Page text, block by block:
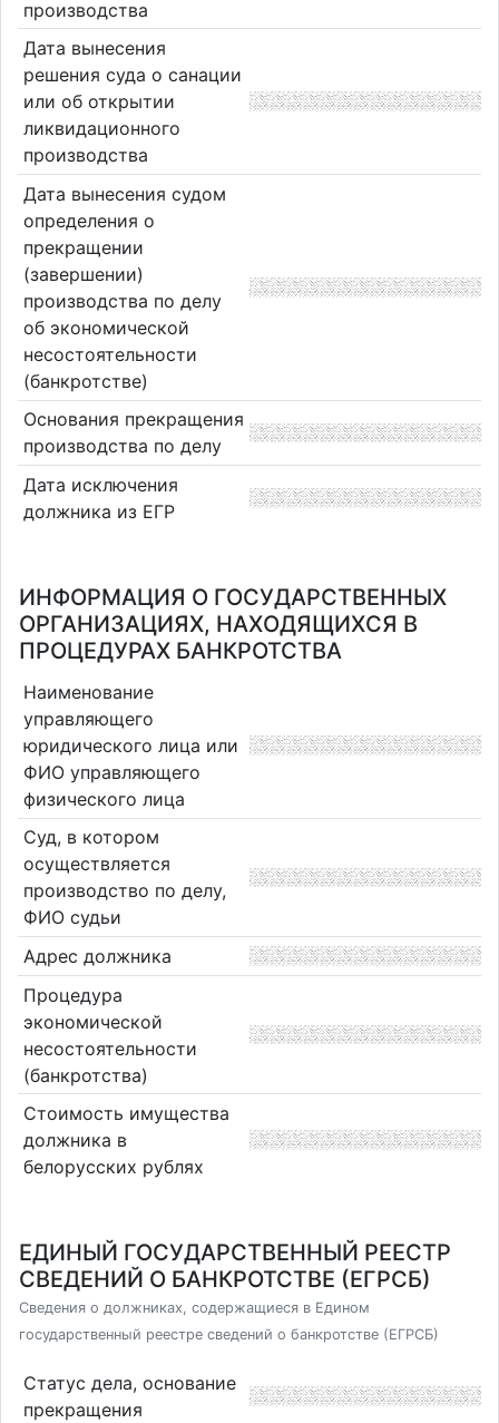
производства
Дата вынесения
решения суда о санации
или об открытии
ликвидационного
производства
Дата вынесения судом
определения о
прекращении
(завершении)
производства по делу
об экономической
несостоятельности
(банкротстве)
Основания прекращения
производства по делу
Дата исключения
должника из ЕГР
ИНФОРМАЦИЯ О ГОСУДАРСТВЕННЫХ
ОРГАНИЗАЦИЯХ, НАХОДЯЩИХСЯ В
ПРОЦЕДУРАХ БАНКРОТСТВА
Наименование
управляющего
юридического лица или
ФИО управляющего
физического лица
Суд, в котором
осуществляется
производство по делу,
ФИО судьи
Адрес должника
Процедура
экономической
несостоятельности
(банкротства)
Стоимость имущества
должника в
белорусских рублях
ЕДИНЫЙ ГОСУДАРСТВЕННЫЙ РЕЕСТР
СВЕДЕНИЙ О БАНКРОТСТВЕ (ЕГРСБ)
Сведения о должниках, содержащиеся в Едином
государственный реестре сведений о банкротстве (ЕГРСБ)
Статус дела, основание
прекращения